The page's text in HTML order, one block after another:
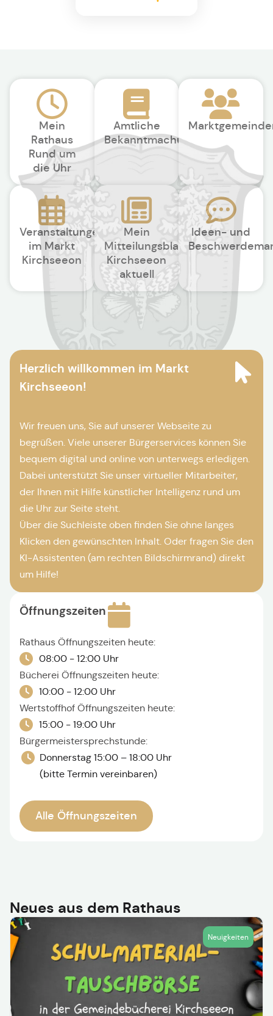
Mein
Rathaus
Rund um
die Uhr
Amtliche
Bekanntmachungen
Veranstaltungen
im Markt
Kirchseeon
Mein
Mitteilungsblatt
Kirchseeon
aktuell
Ideen- und
Herzlich willkommen im Markt
Kirchseeon!
Wir freuen uns, Sie auf unserer Webseite zu
begrüßen. Viele unserer Bürgerservices können Sie
bequem digital und online von unterwegs erledigen.
Dabei unterstützt Sie unser virtueller Mitarbeiter,
der Ihnen mit Hilfe künstlicher Intelligenz rund um
die Uhr zur Seite steht.
Über die Suchleiste oben finden Sie ohne langes
Klicken den gewünschten Inhalt. Oder fragen Sie den
KI-Assistenten (am rechten Bildschirmrand) direkt
um Hilfe!
Öffnungszeiten
Rathaus Öffnungszeiten heute:
08:00 - 12:00 Uhr
Bücherei Öffnungszeiten heute:
10:00 - 12:00 Uhr
Wertstoffhof Öffnungszeiten heute:
15:00 - 19:00 Uhr
Bürgermeistersprechstunde:
Donnerstag 15:00 – 18:00 Uhr
(bitte Termin vereinbaren)
Alle Öffnungszeiten
Neues aus dem Rathaus
Neuigkeiten